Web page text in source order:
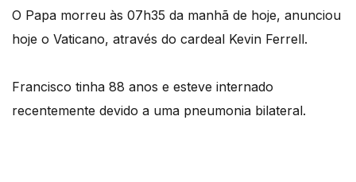
O Papa morreu às 07h35 da manhã de hoje, anunciou
hoje o Vaticano, através do cardeal Kevin Ferrell.
Francisco tinha 88 anos e esteve internado
recentemente devido a uma pneumonia bilateral.